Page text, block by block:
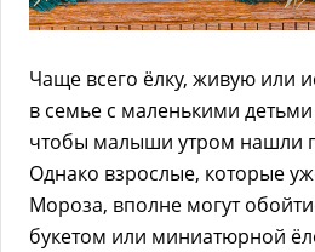
Чаще всего ёлку, живую или
в семье с маленькими детьми
чтобы малыши утром нашли
Однако взрослые, которые
Мороза, вполне могут
букетом или миниатюрной